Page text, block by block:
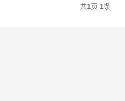
共1页 1条